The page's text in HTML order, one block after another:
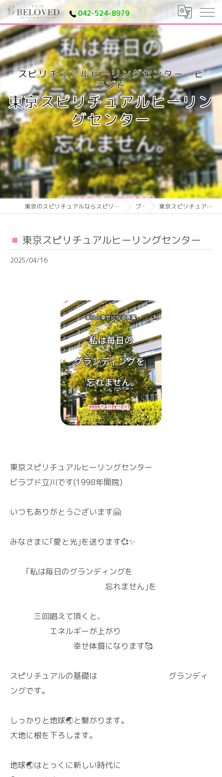
042-524-8979
東京スピリチュアルヒーリン
グセンター
東京のスピリチュアルならスピリチュアルヒーリングセンター ビラブド ブログ 東京スピリチュアルヒーリングセンター
東京スピリチュアルヒーリングセンター
2025/04/16
東京スピリチュアルヒーリングセンター
ビラブド立川です(1998年開院)
いつもありがとうございます🤗
みなさまに｢愛と光｣を送ります💞✨
｢私は毎日のグランディングを
忘れません｣を
三回唱えて頂くと、
エネルギーが上がり
幸せ体質になります🥰
スピリチュアルの基礎は グランディ
ングです。
しっかりと地球🌏️と繋がります。
大地に根を下ろします。
地球🌏️はとっくに新しい時代に